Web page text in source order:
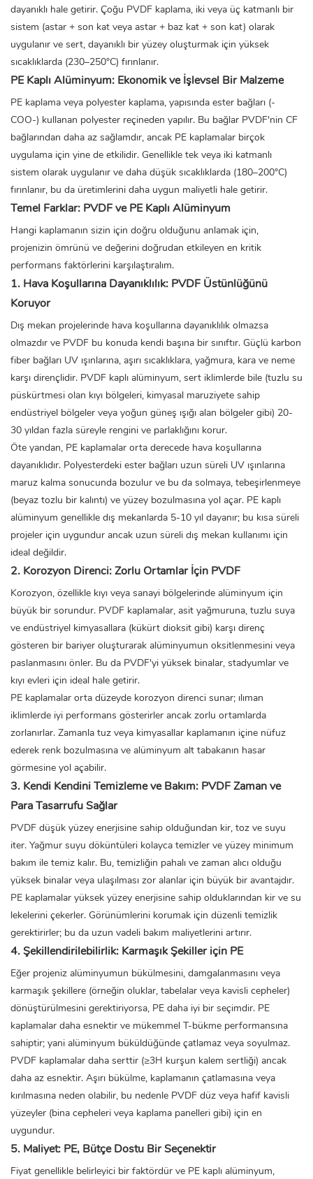
dayanıklı hale getirir. Çoğu PVDF kaplama, iki veya üç katmanlı bir
sistem (astar + son kat veya astar + baz kat + son kat) olarak
uygulanır ve sert, dayanıklı bir yüzey oluşturmak için yüksek
sıcaklıklarda (230–250°C) fırınlanır.
PE Kaplı Alüminyum: Ekonomik ve İşlevsel Bir Malzeme
PE kaplama veya polyester kaplama, yapısında ester bağları (-
COO-) kullanan polyester reçineden yapılır. Bu bağlar PVDF'nin CF
bağlarından daha az sağlamdır, ancak PE kaplamalar birçok
uygulama için yine de etkilidir. Genellikle tek veya iki katmanlı
sistem olarak uygulanır ve daha düşük sıcaklıklarda (180–200°C)
fırınlanır, bu da üretimlerini daha uygun maliyetli hale getirir.
Temel Farklar: PVDF ve PE Kaplı Alüminyum
Hangi kaplamanın sizin için doğru olduğunu anlamak için,
projenizin ömrünü ve değerini doğrudan etkileyen en kritik
performans faktörlerini karşılaştıralım.
1. Hava Koşullarına Dayanıklılık: PVDF Üstünlüğünü
Koruyor
Dış mekan projelerinde hava koşullarına dayanıklılık olmazsa
olmazdır ve PVDF bu konuda kendi başına bir sınıftır. Güçlü karbon
fiber bağları UV ışınlarına, aşırı sıcaklıklara, yağmura, kara ve neme
karşı dirençlidir. PVDF kaplı alüminyum, sert iklimlerde bile (tuzlu su
püskürtmesi olan kıyı bölgeleri, kimyasal maruziyete sahip
endüstriyel bölgeler veya yoğun güneş ışığı alan bölgeler gibi) 20-
30 yıldan fazla süreyle rengini ve parlaklığını korur.
Öte yandan, PE kaplamalar orta derecede hava koşullarına
dayanıklıdır. Polyesterdeki ester bağları uzun süreli UV ışınlarına
maruz kalma sonucunda bozulur ve bu da solmaya, tebeşirlenmeye
(beyaz tozlu bir kalıntı) ve yüzey bozulmasına yol açar. PE kaplı
alüminyum genellikle dış mekanlarda 5-10 yıl dayanır; bu kısa süreli
projeler için uygundur ancak uzun süreli dış mekan kullanımı için
ideal değildir.
2. Korozyon Direnci: Zorlu Ortamlar İçin PVDF
Korozyon, özellikle kıyı veya sanayi bölgelerinde alüminyum için
büyük bir sorundur. PVDF kaplamalar, asit yağmuruna, tuzlu suya
ve endüstriyel kimyasallara (kükürt dioksit gibi) karşı direnç
gösteren bir bariyer oluşturarak alüminyumun oksitlenmesini veya
paslanmasını önler. Bu da PVDF'yi yüksek binalar, stadyumlar ve
kıyı evleri için ideal hale getirir.
PE kaplamalar orta düzeyde korozyon direnci sunar; ılıman
iklimlerde iyi performans gösterirler ancak zorlu ortamlarda
zorlanırlar. Zamanla tuz veya kimyasallar kaplamanın içine nüfuz
ederek renk bozulmasına ve alüminyum alt tabakanın hasar
görmesine yol açabilir.
3. Kendi Kendini Temizleme ve Bakım: PVDF Zaman ve
Para Tasarrufu Sağlar
PVDF düşük yüzey enerjisine sahip olduğundan kir, toz ve suyu
iter. Yağmur suyu döküntüleri kolayca temizler ve yüzey minimum
bakım ile temiz kalır. Bu, temizliğin pahalı ve zaman alıcı olduğu
yüksek binalar veya ulaşılması zor alanlar için büyük bir avantajdır.
PE kaplamalar yüksek yüzey enerjisine sahip olduklarından kir ve su
lekelerini çekerler. Görünümlerini korumak için düzenli temizlik
gerektirirler; bu da uzun vadeli bakım maliyetlerini artırır.
4. Şekillendirilebilirlik: Karmaşık Şekiller için PE
Eğer projeniz alüminyumun bükülmesini, damgalanmasını veya
karmaşık şekillere (örneğin oluklar, tabelalar veya kavisli cepheler)
dönüştürülmesini gerektiriyorsa, PE daha iyi bir seçimdir. PE
kaplamalar daha esnektir ve mükemmel T-bükme performansına
sahiptir; yani alüminyum büküldüğünde çatlamaz veya soyulmaz.
PVDF kaplamalar daha serttir (≥3H kurşun kalem sertliği) ancak
daha az esnektir. Aşırı bükülme, kaplamanın çatlamasına veya
kırılmasına neden olabilir, bu nedenle PVDF düz veya hafif kavisli
yüzeyler (bina cepheleri veya kaplama panelleri gibi) için en
uygundur.
5. Maliyet: PE, Bütçe Dostu Bir Seçenektir
Fiyat genellikle belirleyici bir faktördür ve PE kaplı alüminyum,